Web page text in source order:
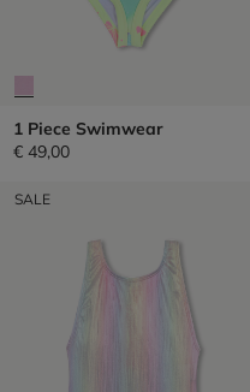
1 Piece Swimwear
€ 49,00
SALE